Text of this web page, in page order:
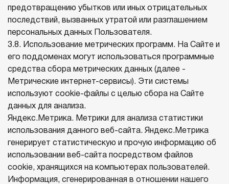
предотвращению убытков или иных отрицательных
последствий, вызванных утратой или разглашением
персональных данных Пользователя.
3.8. Использование метрических программ. На Сайте и
его поддоменах могут использоваться программные
средства сбора метрических данных (далее -
Метрические интернет-сервисы). Эти системы
используют cookie-файлы с целью сбора на Сайте
данных для анализа.
Яндекс.Метрика. Метрики для анализа статистики
использования данного веб-сайта. Яндекс.Метрика
генерирует статистическую и прочую информацию об
использовании веб-сайта посредством файлов
cookie, хранящихся на компьютерах пользователей.
Информация, сгенерированная в отношении нашего